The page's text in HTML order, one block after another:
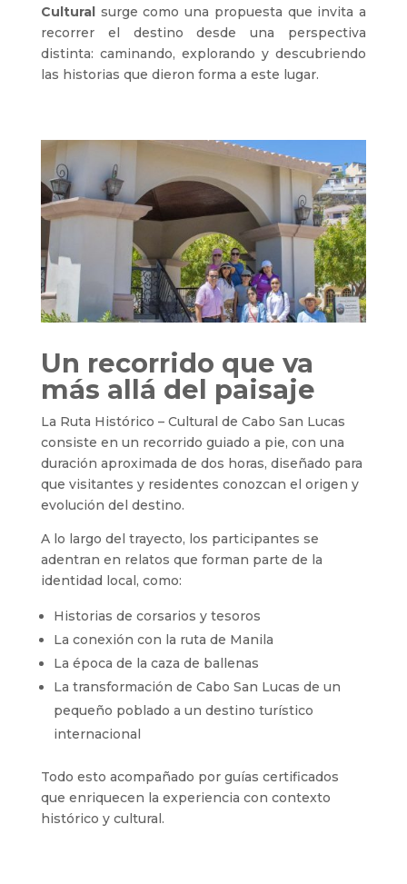
Culturalsurge como una propuesta que invita a
recorrer el destino desde una perspectiva
distinta: caminando, explorando y descubriendo
las historias que dieron forma a este lugar.
Un recorrido que va
más allá del paisaje
La Ruta Histórico – Cultural de Cabo San Lucas
consiste en un recorrido guiado a pie, con una
duración aproximada de dos horas, diseñado para
que visitantes y residentes conozcan el origen y
evolución del destino.
A lo largo del trayecto, los participantes se
adentran en relatos que forman parte de la
identidad local, como:
Historias de corsarios y tesoros
La conexión con la ruta de Manila
La época de la caza de ballenas
La transformación de Cabo San Lucas de un
pequeño poblado a un destino turístico
internacional
Todo esto acompañado por guías certificados
que enriquecen la experiencia con contexto
histórico y cultural.